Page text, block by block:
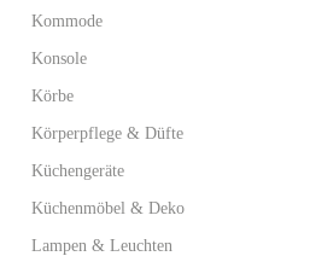
Kommode
Konsole
Körbe
Körperpflege & Düfte
Küchengeräte
Küchenmöbel & Deko
Lampen & Leuchten